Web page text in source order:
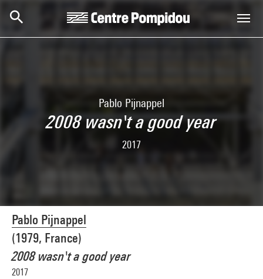
Pablo Pijnappel
2008 wasn't a good year
2017
Pablo Pijnappel
(1979, France)
2008 wasn't a good year
2017